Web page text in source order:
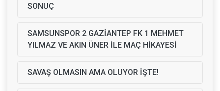
SONUÇ
SAMSUNSPOR 2 GAZİANTEP FK 1 MEHMET
YILMAZ VE AKIN ÜNER İLE MAÇ HİKAYESİ
SAVAŞ OLMASIN AMA OLUYOR İŞTE!